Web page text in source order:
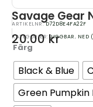
Savage Gear
ARTIKELNR:D72D8E4FA22F
KATEGORIER:JIGGBAR, NED
20.00kr
Färg
Black & Blue
Green